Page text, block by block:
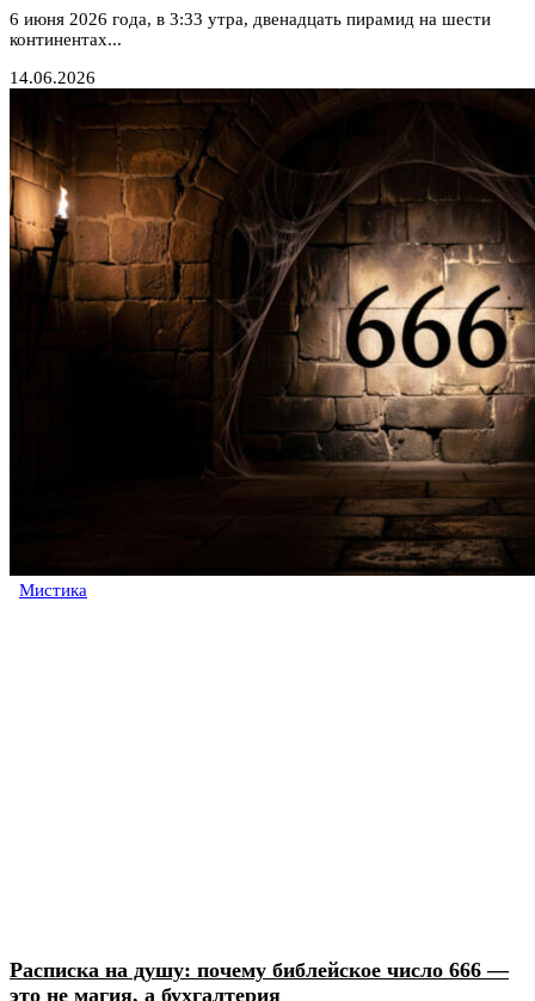
6 июня 2026 года, в 3:33 утра, двенадцать пирамид на шести
континентах...
14.06.2026
Мистика
Расписка на душу: почему библейское число 666 —
это не магия, а бухгалтерия